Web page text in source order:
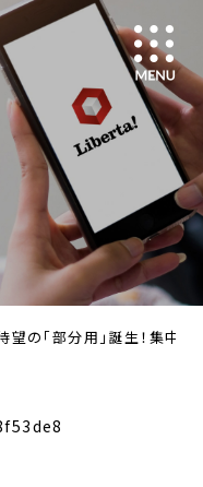
望の「部分用」誕生！集